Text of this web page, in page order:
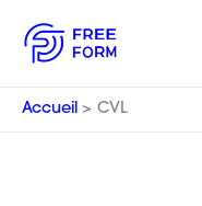
contenu
Accueil CVL